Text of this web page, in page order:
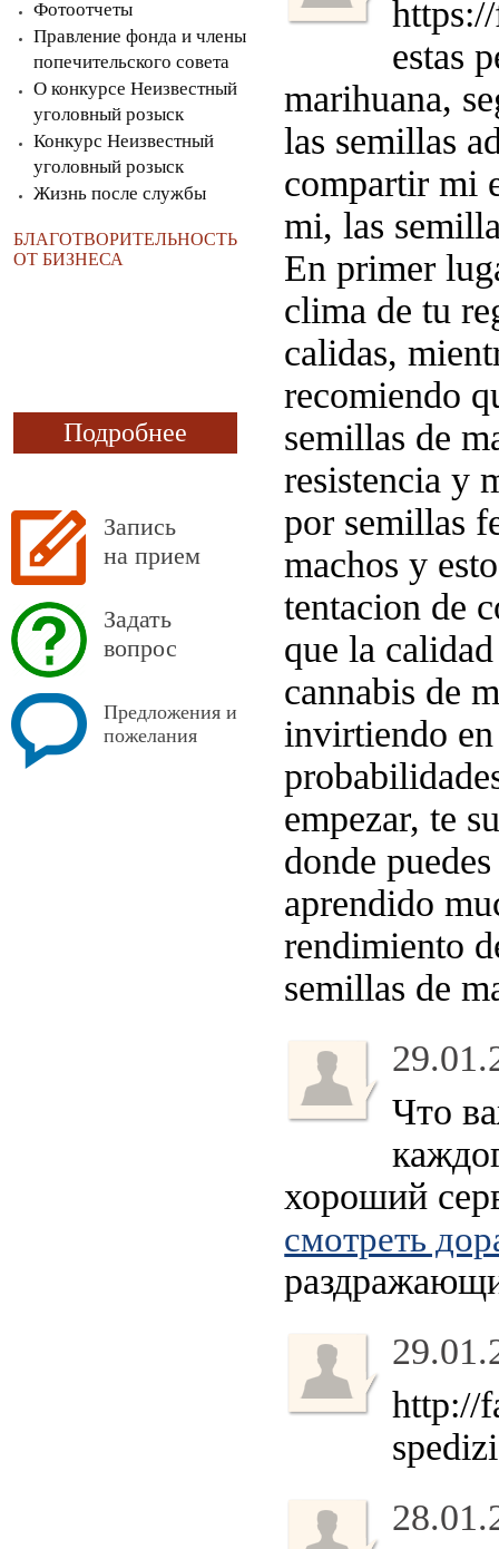
Фотоотчеты
Правление фонда и члены
попечительского совета
О конкурсе Неизвестный
уголовный розыск
Конкурс Неизвестный
уголовный розыск
Жизнь после службы
БЛАГОТВОРИТЕЛЬНОСТЬ
ОТ БИЗНЕСА
Подробнее
Запись
на прием
Задать
вопрос
Предложения и
пожелания
estas
marihuana,
las semillas
compartir mi
mi, las
En primer
clima de tu
calidas,
recomiendo
semillas de
resistencia y
por semillas
machos y
tentacion de
que la
cannabis de
invirtiendo
empezar, te
donde
aprendido
rendimiento
semillas de
Что
хороший
смотреть
http://